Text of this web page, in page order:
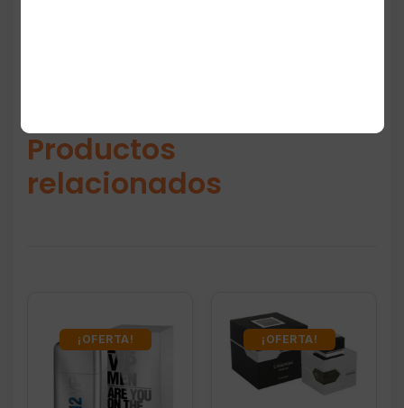
Productos
relacionados
¡OFERTA! ¡OFERTA!